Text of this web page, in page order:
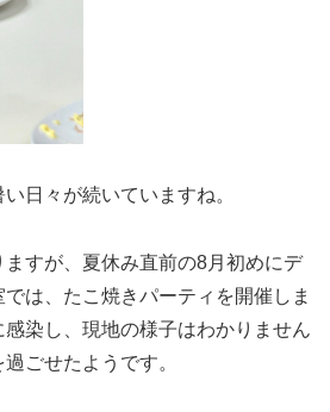
日々が続いていますね。
すが、夏休み直前の8月初めにデ
は、たこ焼きパーティを開催しま
感染し、現地の様子はわかりません
ごせたようです。